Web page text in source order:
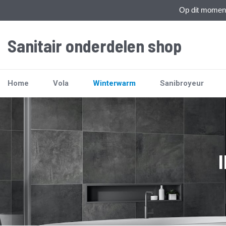
Op dit
Sanitair onderdelen shop
Home Vola Winterwarm Sanibroyeur